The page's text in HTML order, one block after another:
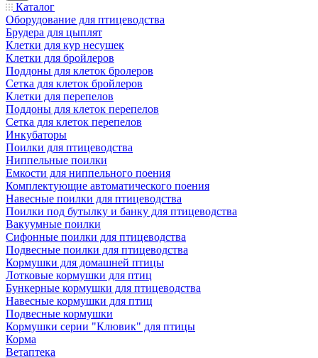
Каталог
Оборудование для птицеводства
Брудера для цыплят
Клетки для кур несушек
Клетки для бройлеров
Поддоны для клеток бролеров
Сетка для клеток бройлеров
Клетки для перепелов
Поддоны для клеток перепелов
Сетка для клеток перепелов
Инкубаторы
Поилки для птицеводства
Ниппельные поилки
Емкости для ниппельного поения
Комплектующие автоматического поения
Навесные поилки для птицеводства
Поилки под бутылку и банку для птицеводства
Вакуумные поилки
Сифонные поилки для птицеводства
Подвесные поилки для птицеводства
Кормушки для домашней птицы
Лотковые кормушки для птиц
Бункерные кормушки для птицеводства
Навесные кормушки для птиц
Подвесные кормушки
Кормушки серии "Клювик" для птицы
Корма
Ветаптека